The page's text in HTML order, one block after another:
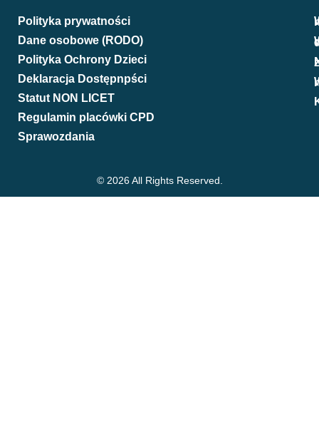
Polityka prywatności
Dane osobowe (RODO)
Polityka Ochrony Dzieci
Deklaracja Dostępnpści
Statut NON LICET
Regulamin placówki CPD
Sprawozdania
© 2026 All Rights Reserved.